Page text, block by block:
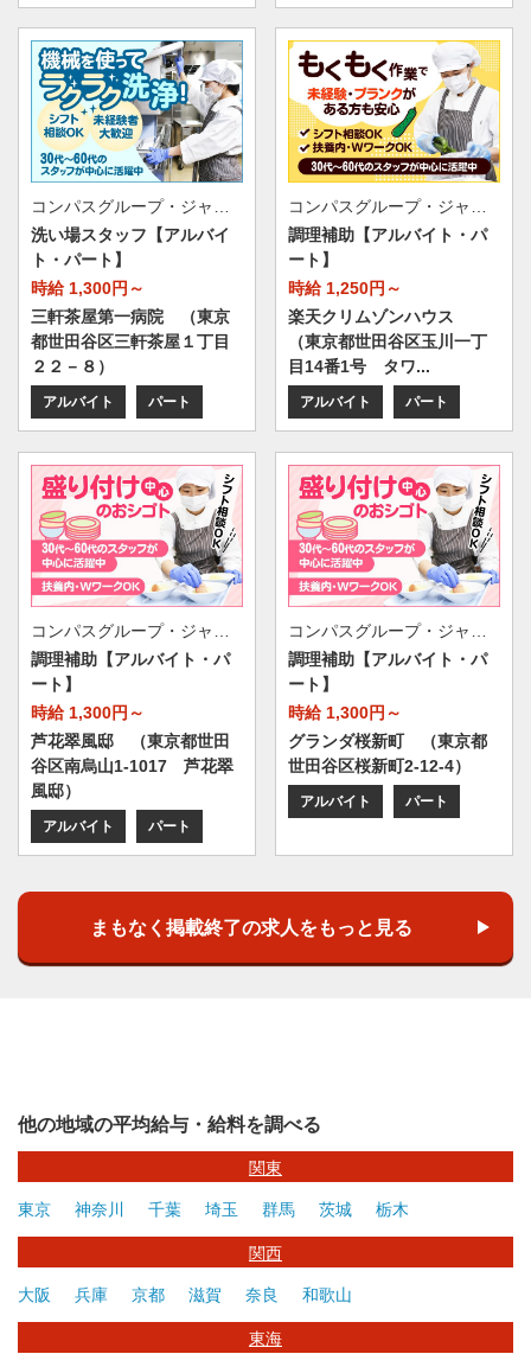
コンパスグループ・ジャパン株式会社 39655_p
洗い場スタッフ【アルバイ
ト・パート】
時給 1,300円～
三軒茶屋第一病院 （東京
都世田谷区三軒茶屋１丁目
２２－８）
アルバイト パート
コンパスグループ・ジャパン株式会社 21237_p
調理補助【アルバイト・パ
ート】
時給 1,250円～
楽天クリムゾンハウス
（東京都世田谷区玉川一丁
目14番1号 タワ...
アルバイト パート
調理補助【アルバイト・パ
ート】
時給 1,300円～
芦花翠風邸 （東京都世田
谷区南烏山1-1017 芦花翠
風邸）
アルバイト パート
調理補助【アルバイト・パ
ート】
時給 1,300円～
グランダ桜新町 （東京都
世田谷区桜新町2-12-4）
アルバイト パート
まもなく掲載終了の求人をもっと見る
他の地域の平均給与・給料を調べる
関東
東京 神奈川 千葉 埼玉 群馬 茨城 栃木
関西
大阪 兵庫 京都 滋賀 奈良 和歌山
東海